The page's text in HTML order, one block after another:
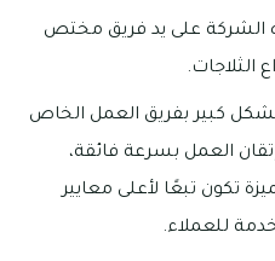
الشركة على يد فريق مختص
الثلاجات.
كبير بفريق العمل الخاص
العمل بسرعة فائقة،
تكون تبعًا لأعلى معايير
للعملاء.